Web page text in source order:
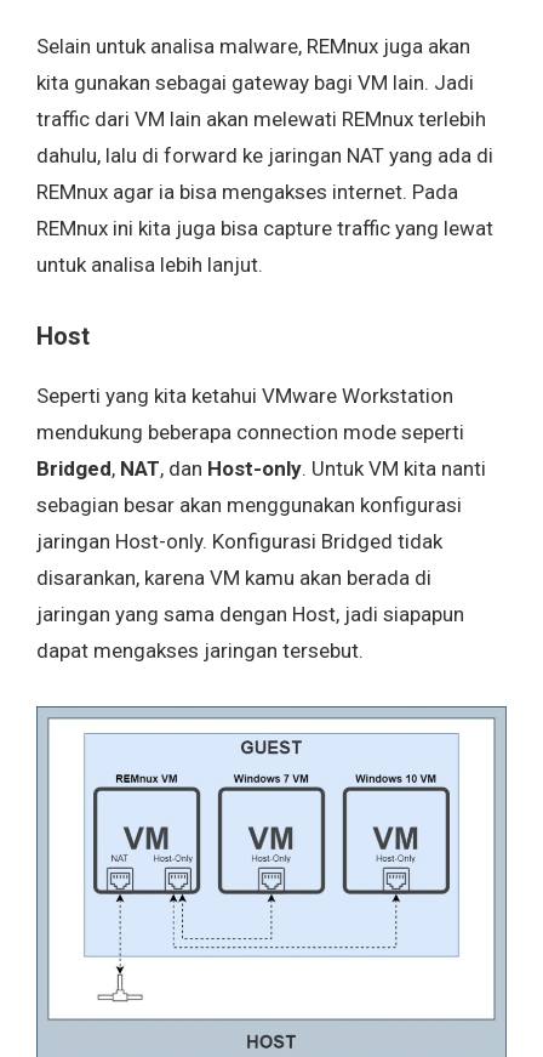
Selain untuk analisa malware, REMnux juga akan
kita gunakan sebagai gateway bagi VM lain. Jadi
traffic dari VM lain akan melewati REMnux terlebih
dahulu, lalu di forward ke jaringan NAT yang ada di
REMnux agar ia bisa mengakses internet. Pada
REMnux ini kita juga bisa capture traffic yang lewat
untuk analisa lebih lanjut.
Host
Seperti yang kita ketahui VMware Workstation
mendukung beberapa connection mode seperti
Bridged, NAT, dan Host-only. Untuk VM kita nanti
sebagian besar akan menggunakan konfigurasi
jaringan Host-only. Konfigurasi Bridged tidak
disarankan, karena VM kamu akan berada di
jaringan yang sama dengan Host, jadi siapapun
dapat mengakses jaringan tersebut.